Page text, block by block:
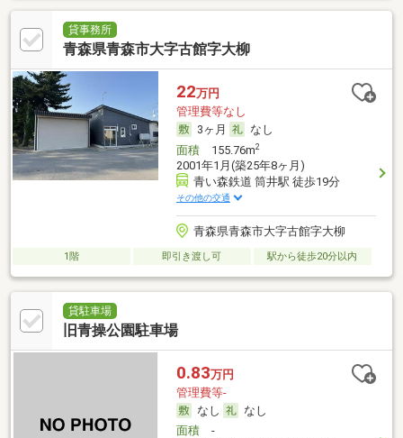
貸事務所
青森県青森市大字古館字大柳
22万円
管理費等なし
3ヶ月
なし
面積155.76m2
2001年1月(築25年8ヶ月)
青い森鉄道 筒井駅 徒歩19分
その他の交通
青森県青森市大字古館字大柳
1階 即引き渡し可 駅から徒歩20分以内
貸駐車場
旧青操公園駐車場
0.83万円
管理費等-
なし
なし
面積-